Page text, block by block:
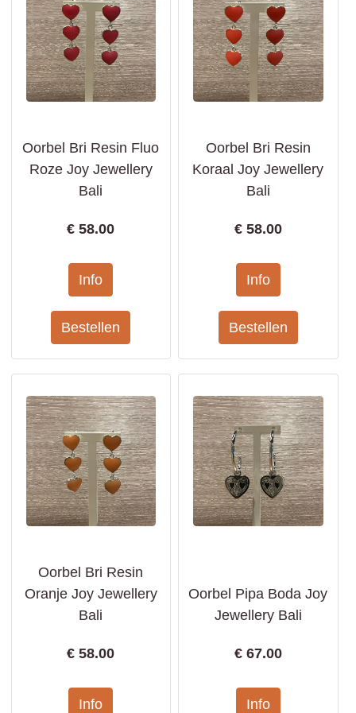
Oorbel Bri Resin Fluo
Roze Joy Jewellery
Bali
€58.00
Oorbel Bri Resin
Koraal Joy Jewellery
Bali
€ 58.00
Oorbel Bri Resin
Oranje Joy Jewellery
Bali
€58.00
Oorbel Pipa Boda Joy
Jewellery Bali
€ 67.00